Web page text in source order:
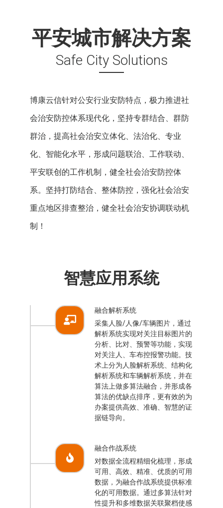
平安城市解决方案
Safe City Solutions
博康云信针对公安行业安防特点，极力推进社
会治安防控体系现代化，坚持专群结合、群防
群治，提高社会治安立体化、法治化、专业
化、智能化水平，形成问题联治、工作联动、
平安联创的工作机制，健全社会治安防控体
系。坚持打防结合、整体防控，强化社会治安
重点地区排查整治，健全社会治安协调联动机
制！
智慧应用系统
融合解析系统
采集人脸/人像/车辆图片，通过
解析系统实现对关注目标图片的
分析、比对、预警等功能，实现
对关注人、车布控报警功能。技
术上分为人脸解析系统、结构化
解析系统和车辆解析系统，并在
算法上做多算法融合，并形成各
算法的优缺点排序，更有效的为
办案提供高效、准确、智慧的证
据链导向。
融合作战系统
对数据全流程精细化梳理，形成
可用、高效、精准、优质的可用
数据，为融合作战系统提供标准
化的可用数据。通过多算法针对
性提升和多维数据关联聚档使感